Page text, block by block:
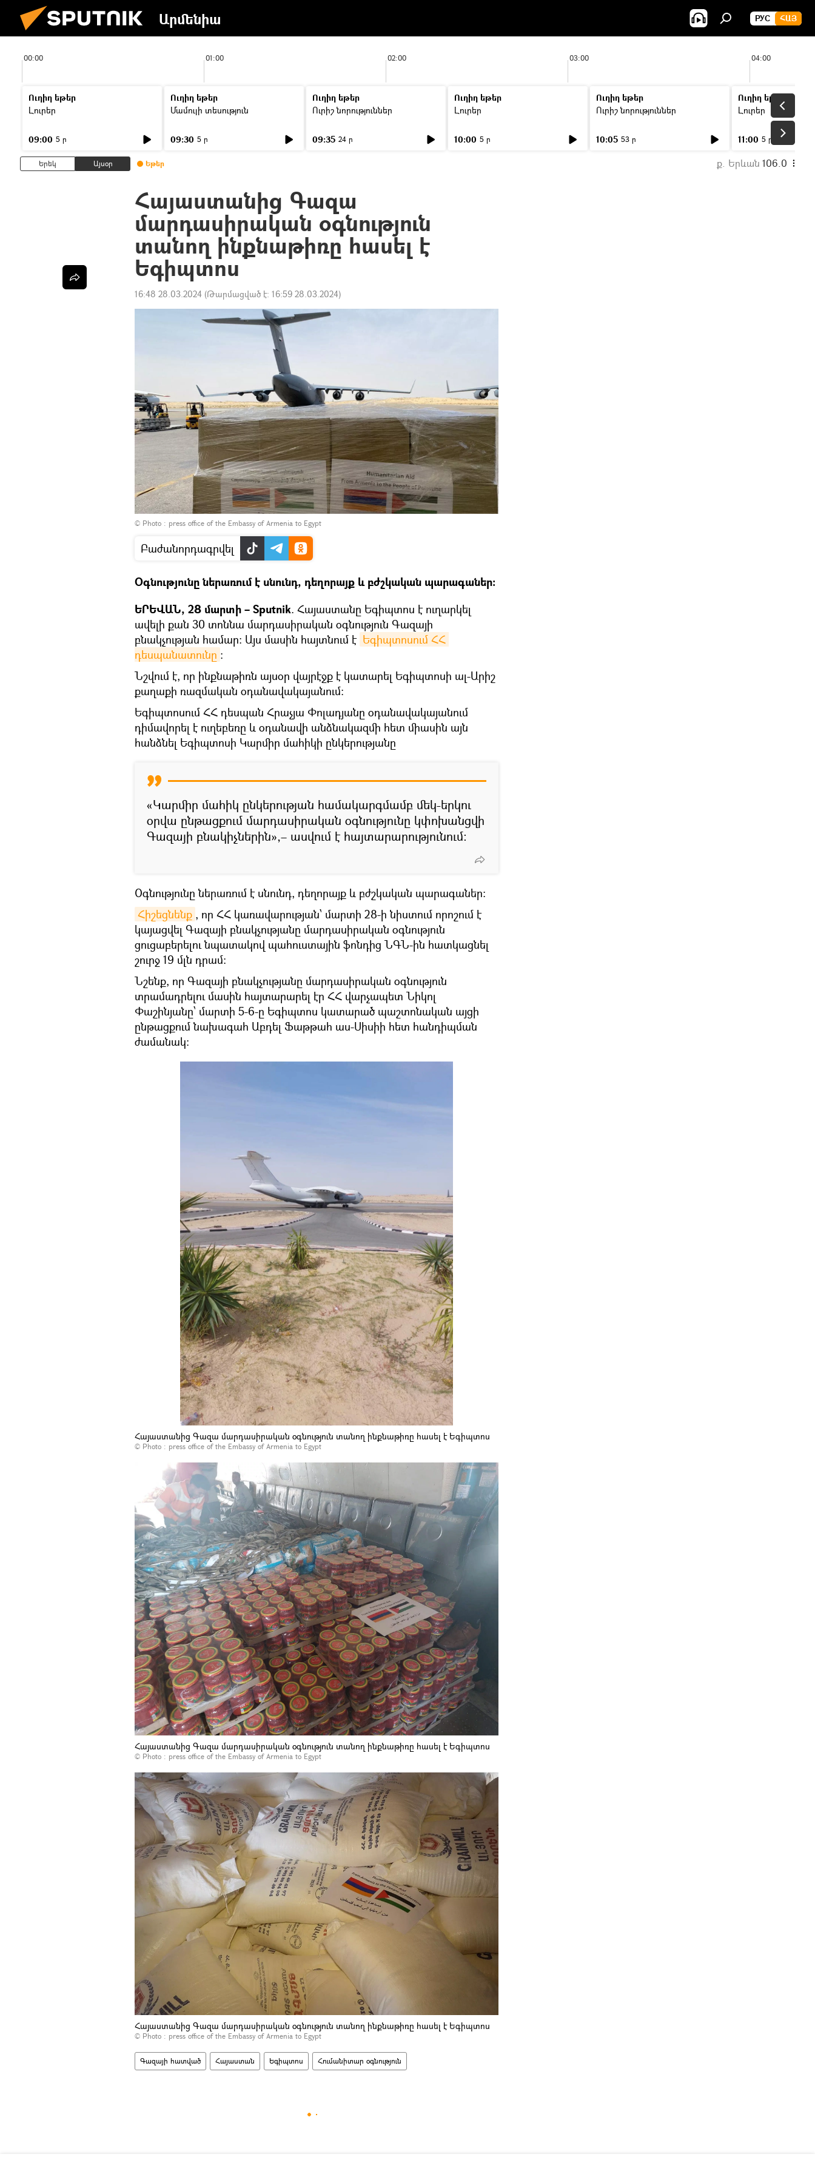
Արմենիա РУС ՀԱՅ
00:00 01:00 02:00 03:00 04:00
Ուղիղ եթեր
Լուրեր
09:00 5 ր
Ուղիղ եթեր
Մամուլի տեսություն
09:30 5 ր
Ուղիղ եթեր
Ուրիշ նորություններ
09:35 24 ր
Ուղիղ եթեր
Լուրեր
10:00 5 ր
Ուղիղ եթեր
Ուրիշ նորություններ
10:05 53 ր
Ուղիղ եթեր
Լուրեր
11:00 5 ր
Երեկ Այսօր Եթեր ք. Երևան 106.0
Հայաստանից Գազա
մարդասիրական օգնություն
տանող ինքնաթիռը հասել է
Եգիպտոս
16:48 28.03.2024 (Թարմացված է: 16:59 28.03.2024)
© Photo : press office of the Embassy of Armenia to Egypt
Բաժանորդագրվել
Օգնությունը ներառում է սնունդ, դեղորայք և բժշկական պարագաներ:
ԵՐԵՎԱՆ, 28 մարտի – Sputnik. Հայաստանը Եգիպտոս է ուղարկել
ավելի քան 30 տոննա մարդասիրական օգնություն Գազայի
բնակչության համար։ Այս մասին հայտնում է Եգիպտոսում ՀՀ
դեսպանատունը ։
Նշվում է, որ ինքնաթիռն այսօր վայրէջք է կատարել Եգիպտոսի ալ-Արիշ
քաղաքի ռազմական օդանավակայանում։
Եգիպտոսում ՀՀ դեսպան Հրաչյա Փոլադյանը օդանավակայանում
դիմավորել է ուղեբեռը և օդանավի անձնակազմի հետ միասին այն
հանձնել Եգիպտոսի Կարմիր մահիկի ընկերությանը
«Կարմիր մահիկ ընկերության համակարգմամբ մեկ-երկու
օրվա ընթացքում մարդասիրական օգնությունը կփոխանցվի
Գազայի բնակիչներին»,– ասվում է հայտարարությունում։
Օգնությունը ներառում է սնունդ, դեղորայք և բժշկական պարագաներ:
Հիշեցնենք , որ ՀՀ կառավարության՝ մարտի 28-ի նիստում որոշում է
կայացվել Գազայի բնակչությանը մարդասիրական օգնություն
ցուցաբերելու նպատակով պահուստային ֆոնդից ՆԳՆ-ին հատկացնել
շուրջ 19 մլն դրամ։
Նշենք, որ Գազայի բնակչությանը մարդասիրական օգնություն
տրամադրելու մասին հայտարարել էր ՀՀ վարչապետ Նիկոլ
Փաշինյանը՝ մարտի 5-6-ը Եգիպտոս կատարած պաշտոնական այցի
ընթացքում նախագահ Աբդել Ֆաթթահ աս-Սիսիի հետ հանդիպման
ժամանակ։
Հայաստանից Գազա մարդասիրական օգնություն տանող ինքնաթիռը հասել է Եգիպտոս
© Photo : press office of the Embassy of Armenia to Egypt
Հայաստանից Գազա մարդասիրական օգնություն տանող ինքնաթիռը հասել է Եգիպտոս
© Photo : press office of the Embassy of Armenia to Egypt
Հայաստանից Գազա մարդասիրական օգնություն տանող ինքնաթիռը հասել է Եգիպտոս
© Photo : press office of the Embassy of Armenia to Egypt
Գազայի հատված Հայաստան Եգիպտոս Հումանիտար օգնություն